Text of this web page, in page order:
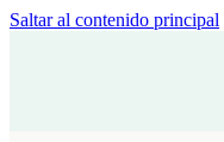
Saltar al contenido principal